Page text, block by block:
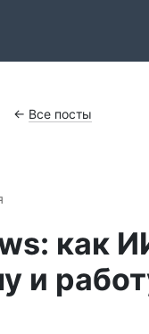
← Все посты
как
и